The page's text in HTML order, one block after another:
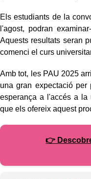
Els estudiants de la
l'agost, podran
Aquests resultats seran
comenci el curs
Amb tot, les PAU 2025
una gran expectació
esperança a l'accés a la
que els ofereix aquest
👉